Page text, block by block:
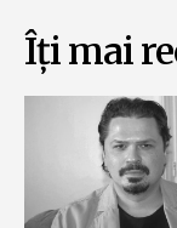
Îți mai